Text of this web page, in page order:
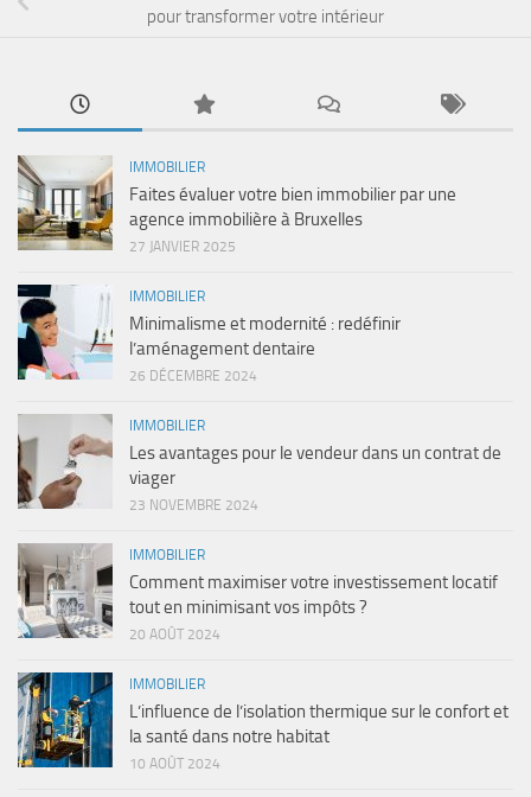
pour transformer votre intérieur
IMMOBILIER
Faites évaluer votre bien immobilier par une
agence immobilière à Bruxelles
27 JANVIER 2025
IMMOBILIER
Minimalisme et modernité : redéfinir
l’aménagement dentaire
26 DÉCEMBRE 2024
IMMOBILIER
Les avantages pour le vendeur dans un contrat de
viager
23 NOVEMBRE 2024
IMMOBILIER
Comment maximiser votre investissement locatif
tout en minimisant vos impôts ?
20 AOÛT 2024
IMMOBILIER
L’influence de l’isolation thermique sur le confort et
la santé dans notre habitat
10 AOÛT 2024